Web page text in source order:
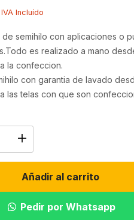
IVA Incluído
semihilo con aplicaciones o
es realizado a mano
la confeccion.
con garantia de lavado
las telas con que son
Añadir al carrito
Pedir por Whatsapp